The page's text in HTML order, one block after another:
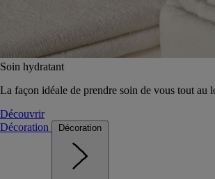
Soin hydratant
La façon idéale de prendre soin de vous tout au
Découvrir
Décoration
Décoration